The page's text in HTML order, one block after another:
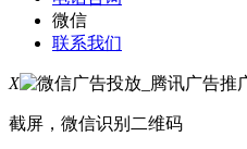
微信
联系我们
X
截屏，微信识别二维码